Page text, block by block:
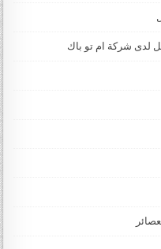
لدى شركة ام تو باك